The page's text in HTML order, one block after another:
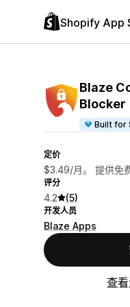
Shopify App
Blaze
Blocker
Built for
定价
$3.49/月。 提供免
评分
4.2 (5)
开发人员
Blaze Apps
查